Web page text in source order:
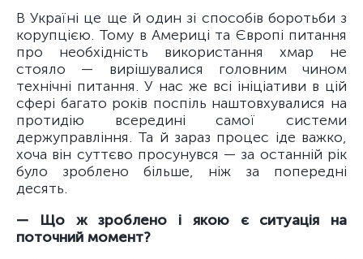
В Україні це ще й один зі способів боротьби з
корупцією. Тому в Америці та Європі питання
про необхідність використання хмар не
стояло — вирішувалися головним чином
технічні питання. У нас же всі ініціативи в цій
сфері багато років поспіль наштовхувалися на
протидію всередині самої системи
держуправління. Та й зараз процес іде важко,
хоча він суттєво просунувся — за останній рік
було зроблено більше, ніж за попередні
десять.
— Що ж зроблено і якою є ситуація на
поточний момент?